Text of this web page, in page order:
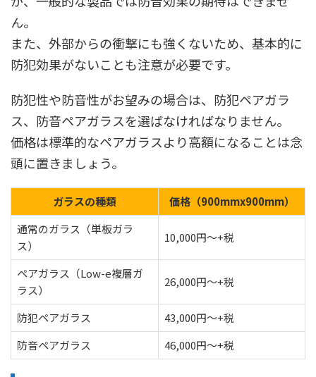
ん。
また、外部からの衝撃にも強くないため、基本的に
防犯効果がないことも注意が必要です。
防犯性や防音性がお望みの場合は、防犯ペアガラ
ス、防音ペアガラスを選ばなければなりません。
価格は標準的なペアガラスより高額になることは念
頭に置きましょう。
ガラスの種類
価格（900mmx900mm）
通常のガラス（単板ガラ
ス）
10,000円～+税
ペアガラス（Low-e複層ガ
ラス）
26,000円～+税
防犯ペアガラス
43,000円～+税
防音ペアガラス
46,000円～+税